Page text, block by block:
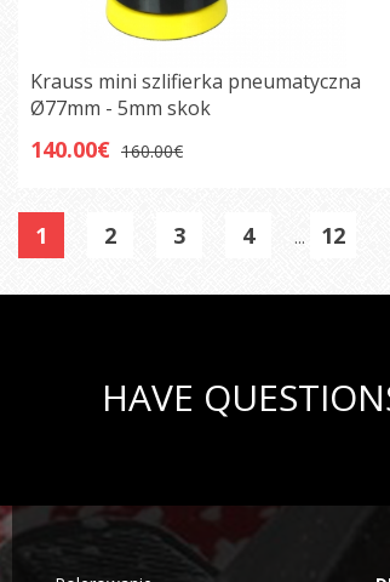
Krauss mini szlifierka pneumatyczna
Ø77mm - 5mm skok
140.00€ 160.00€
1 2 3 4 ... 12
HAVE